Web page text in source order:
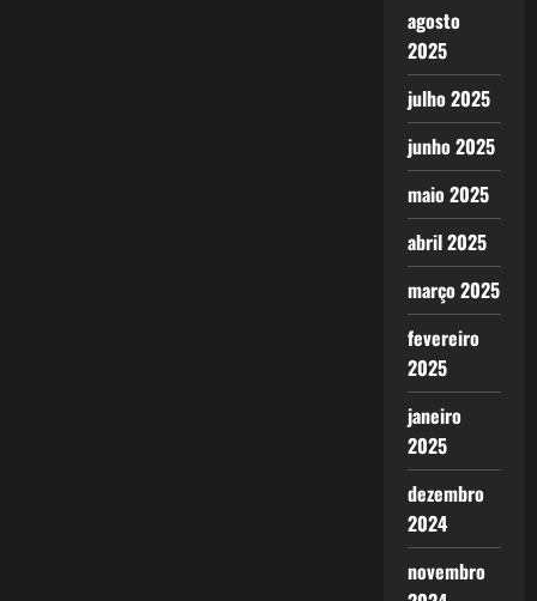
agosto
2025
julho 2025
junho 2025
maio 2025
abril 2025
março 2025
fevereiro
2025
janeiro
2025
dezembro
2024
novembro